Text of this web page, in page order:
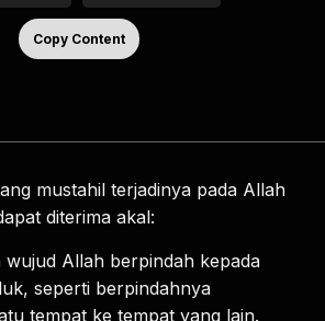
Copy Content
mustahil terjadinya pada Allah
diterima akal:
wujud Allah berpindah kepada
seperti berpindahnya
tempat ke tempat yang lain.